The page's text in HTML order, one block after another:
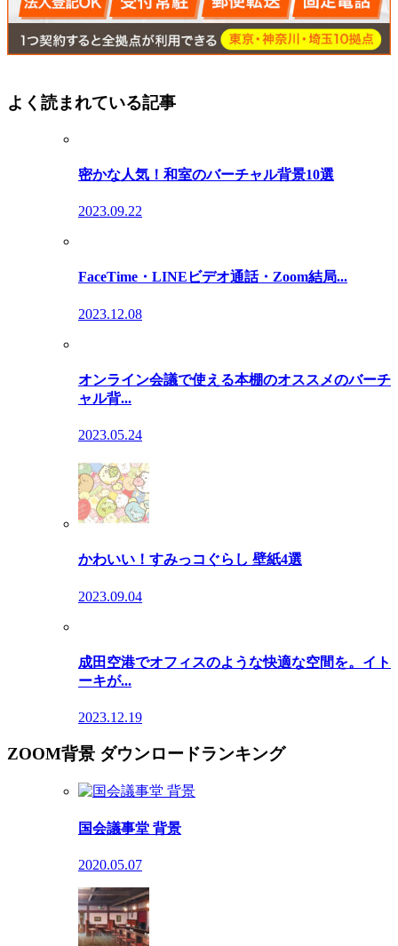
よく読まれている記事
密かな人気！和室のバーチャル背景10選
2023.09.22
FaceTime・LINEビデオ通話・Zoom結局...
2023.12.08
オンライン会議で使える本棚のオススメのバーチ
ャル背...
2023.05.24
かわいい！すみっコぐらし 壁紙4選
2023.09.04
成田空港でオフィスのような快適な空間を。イト
ーキが...
2023.12.19
ZOOM背景 ダウンロードランキング
国会議事堂 背景
2020.05.07